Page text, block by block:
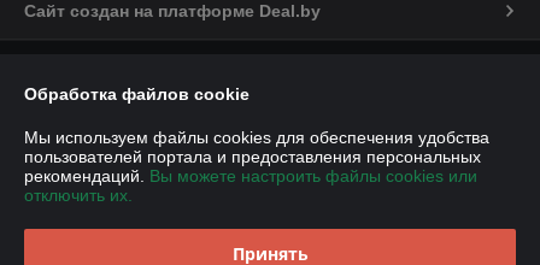
Сайт создан на платформе Deal.by
«ДЕМИ-Сервис»
улица Янки Купалы, дом 110, каб. 31
Регистрационный номер ЕГР: 291459699
УНП: 291459699
Обработка файлов cookie
Мы используем файлы cookies для обеспечения удобства
пользователей портала и предоставления персональных
рекомендаций. Вы можете настроить файлы cookies или
отключить их.
Принять